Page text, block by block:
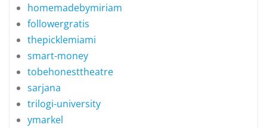
homemadebymiriam
followergratis
thepicklemiami
smart-money
tobehonesttheatre
sarjana
trilogi-university
ymarkel